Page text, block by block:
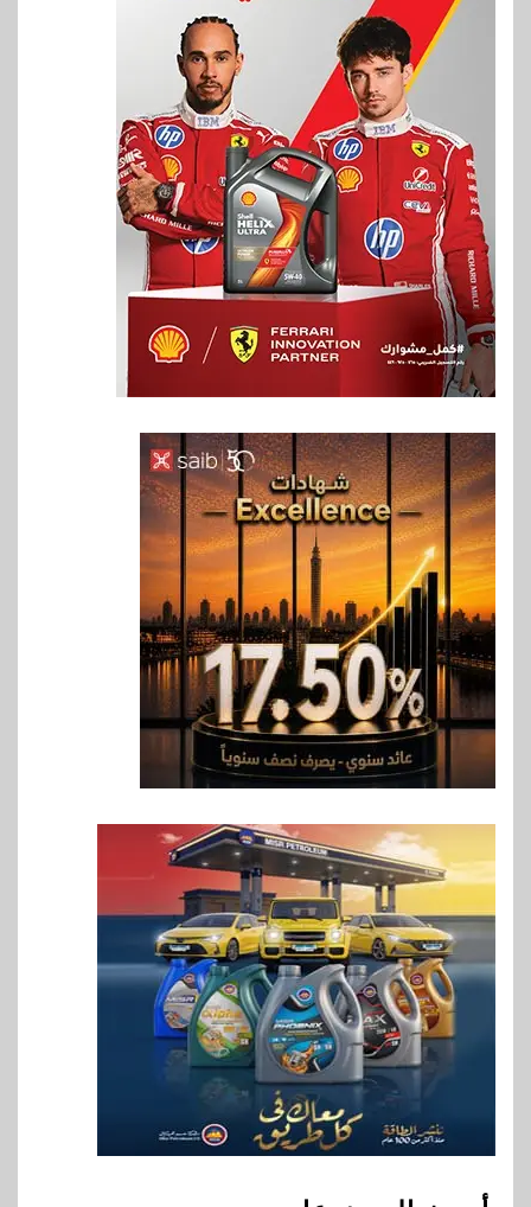
6
بنوك
المشروعات الصغيرة والمتوسطة
7 اخبار
فيكسد مصر و”حلول” تتشاركان
في تطوير أول منصة للسياحة
الصحية في مصر والشرق الأوسط
وأفريقيا Tour4Cure
8
سوق وصلة
هواوي: هاتف nova 15
Max بطارية ضخمة وتصميم متين
جهازًا مثاليًا للشباب
9 اقتصاد
إي اف چي فاينانس تستعرض
خطط نمو «بلد» لتعزيز حضورها
في سوق تحويلات المصريين
بالخارج
10
اخبار
بيان توضيحي صادر عن شركة
ناتجاس
اقتصاد